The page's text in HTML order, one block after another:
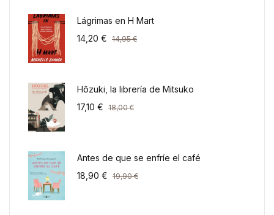
Lágrimas en H Mart
14,20 € 14,95€
Hôzuki, la librería de Mitsuko
17,10 € 18,00€
Antes de que se enfríe el café
18,90 € 19,90€